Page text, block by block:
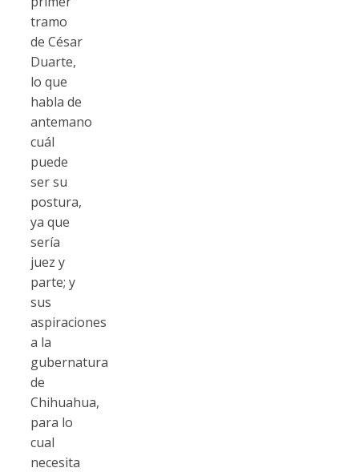
tramo
de César
Duarte,
lo que
habla de
antemano
cuál
puede
ser su
postura,
ya que
sería
juez y
parte; y
sus
aspiraciones
a la
gubernatura
de
Chihuahua,
para lo
cual
necesita